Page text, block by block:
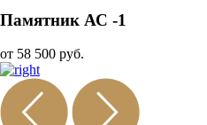
Памятник АС -1
от 58 500 руб.